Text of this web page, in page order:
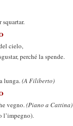
squartar.
cielo,
perché la spende.
lunga.(A Filiberto)
vegno.(Piano a Cattina)
l’impegno).